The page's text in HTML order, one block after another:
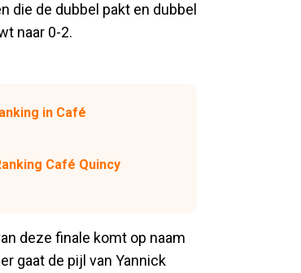
die de dubbel pakt en dubbel
naar 0-2.
in Café
Café Quincy
deze finale komt op naam
gaat de pijl van Yannick